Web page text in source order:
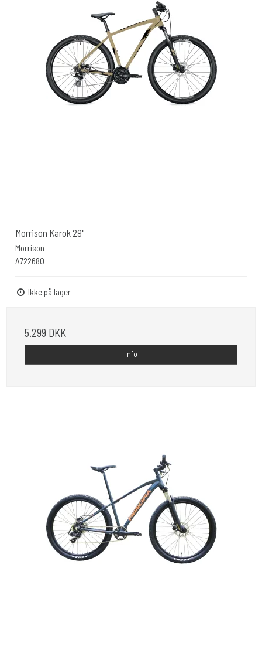
Morrison Karok 29"
Morrison
A722680
Ikke på lager
5.299 DKK
Info